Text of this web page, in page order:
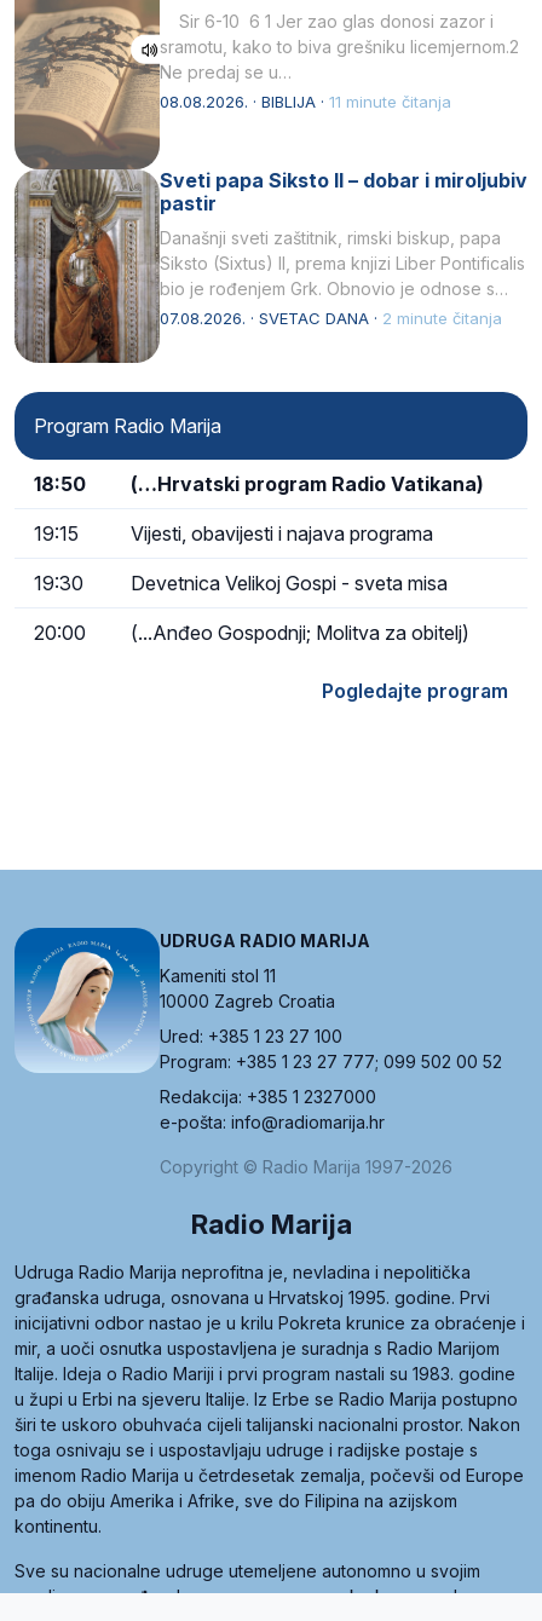
Sir 6-10 6 1 Jer zao glas donosi zazor i
sramotu, kako to biva grešniku licemjernom.2
Ne predaj se u…
08.08.2026. · BIBLIJA · 11 minute čitanja
Sveti papa Siksto II – dobar i miroljubiv
pastir
Današnji sveti zaštitnik, rimski biskup, papa
Siksto (Sixtus) II, prema knjizi Liber Pontificalis
bio je rođenjem Grk. Obnovio je odnose s
afričkim…
07.08.2026. · SVETAC DANA · 2 minute čitanja
Program Radio Marija
18:50 (…Hrvatski program Radio Vatikana)
19:15 Vijesti, obavijesti i najava programa
19:30 Devetnica Velikoj Gospi - sveta misa
20:00 (...Anđeo Gospodnji; Molitva za obitelj)
Pogledajte program
UDRUGA RADIO MARIJA
Kameniti stol 11
10000 Zagreb Croatia
Ured: +385 1 23 27 100
Program: +385 1 23 27 777; 099 502 00 52
Redakcija: +385 1 2327000
e-pošta: info@radiomarija.hr
Copyright © Radio Marija 1997-2026
Radio Marija
Udruga Radio Marija neprofitna je, nevladina i nepolitička
građanska udruga, osnovana u Hrvatskoj 1995. godine. Prvi
inicijativni odbor nastao je u krilu Pokreta krunice za obraćenje i
mir, a uoči osnutka uspostavljena je suradnja s Radio Marijom
Italije. Ideja o Radio Mariji i prvi program nastali su 1983. godine
u župi u Erbi na sjeveru Italije. Iz Erbe se Radio Marija postupno
širi te uskoro obuhvaća cijeli talijanski nacionalni prostor. Nakon
toga osnivaju se i uspostavljaju udruge i radijske postaje s
imenom Radio Marija u četrdesetak zemalja, počevši od Europe
pa do obiju Amerika i Afrike, sve do Filipina na azijskom
kontinentu.
Sve su nacionalne udruge utemeljene autonomno u svojim
zemljama, a međusobna su povezane preko krovne udruge